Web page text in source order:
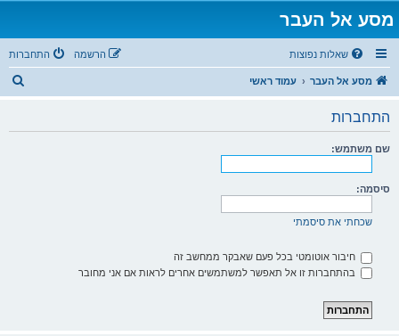
מסע אל העבר
שאלות נפוצות התחברות הרשמה
מסע אל העבר עמוד ראשי
התחברות
שם משתמש:
סיסמה:
שכחתי את סיסמתי
חיבור אוטומטי בכל פעם שאבקר ממחשב זה
בהתחברות זו אל תאפשר למשתמשים אחרים לראות אם אני מחובר